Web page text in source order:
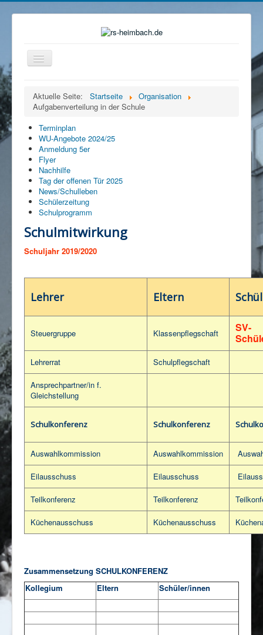
Navigation
an/aus
Organisation
Ganztag
Beratung
Eltern
Förderverein
Mensa
Service
Kontakt
Aktuelle Seite: Startseite
Organisation
Aufgabenverteilung in der Schule
Terminplan
WU-Angebote 2024/25
Anmeldung 5er
Flyer
Nachhilfe
Tag der offenen Tür 2025
News/Schulleben
Schülerzeitung
Schulprogramm
Schulmitwirkung
Schuljahr 2019/2020
Lehrer Eltern
Steuergruppe Klassenpflegschaft
SV-
Lehrerrat Schulpflegschaft
Ansprechpartner/in f.
Gleichstellung
Schulkonferenz Schulkonferenz
Auswahlkommission Auswahlkommission
Eilausschuss Eilausschuss
Teilkonferenz Teilkonferenz
Küchenausschuss Küchenausschuss
Zusammensetzung SCHULKONFERENZ
Kollegium
Eltern Schüler/innen